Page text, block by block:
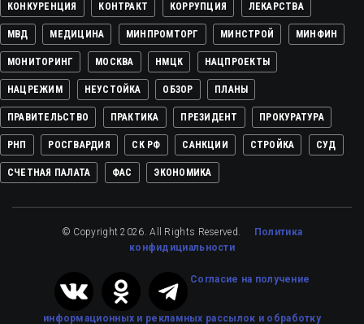
КОНКУРЕНЦИЯ КОНТРАКТ КОРРУПЦИЯ ЛЕКАРСТВА
МВД МЕДИЦИНА МИНПРОМТОРГ МИНСТРОЙ МИНФИН
МОНИТОРИНГ МОСКВА НМЦК НАЦПРОЕКТЫ
НАЦРЕЖИМ НЕУСТОЙКА ОБЗОР ПЛАНЫ
ПРАВИТЕЛЬСТВО ПРАКТИКА ПРЕЗИДЕНТ ПРОКУРАТУРА
РНП РОСГВАРДИЯ СК РФ САНКЦИИ СТРОЙКА СУД
СЧЕТНАЯ ПАЛАТА ФАС ЭКОНОМИКА
© Copyright 2026. All Rights Reserved.
Политика
конфидициальности
Cогласие на получение
информационных и рекламных рассылок и обработку